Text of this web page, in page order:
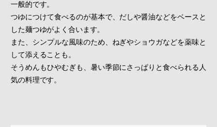
一般的です。
つゆにつけて食べるのが基本で、だしや醤油などをベースと
した麺つゆがよく合います。
また、シンプルな風味のため、ねぎやショウガなどを薬味と
して添えることも。
そうめんもひやむぎも、暑い季節にさっぱりと食べられる人
気の料理です。